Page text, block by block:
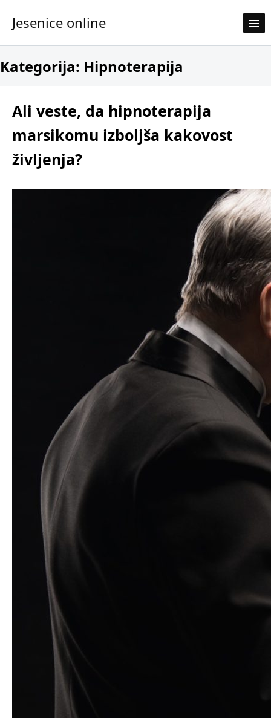
Skip to content
Jesenice online
Kategorija: Hipnoterapija
Ali veste, da hipnoterapija
marsikomu izboljša kakovost
življenja?